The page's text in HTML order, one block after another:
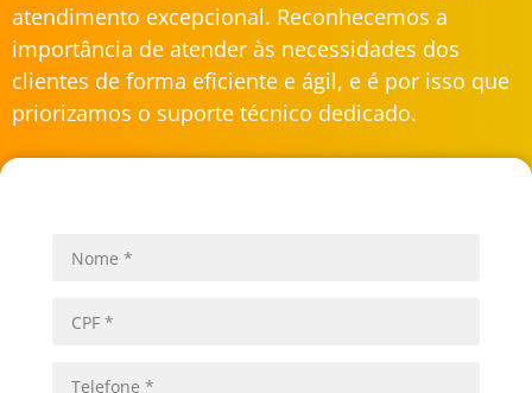
atendimento excepcional. Reconhecemos a
importância de atender às necessidades dos
clientes de forma eficiente e ágil, e é por isso que
priorizamos o suporte técnico dedicado.